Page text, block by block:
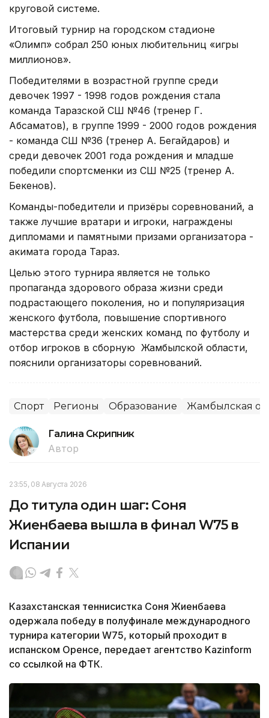
круговой системе.
Итоговый турнир на городском стадионе
«Олимп» собрал 250 юных любительниц «игры
миллионов».
Победителями в возрастной группе среди
девочек 1997 - 1998 годов рождения стала
команда Таразской СШ №46 (тренер Г.
Абсаматов), в группе 1999 - 2000 годов рождения
- команда СШ №36 (тренер А. Бегайдаров) и
среди девочек 2001 года рождения и младше
победили спортсменки из СШ №25 (тренер А.
Бекенов).
Команды-победители и призёры соревнований, а
также лучшие вратари и игроки, награждены
дипломами и памятными призами организатора -
акимата города Тараз.
Целью этого турнира является не только
пропаганда здорового образа жизни среди
подрастающего поколения, но и популяризация
женского футбола, повышение спортивного
мастерства среди женских команд по футболу и
отбор игроков в сборную Жамбылской области,
пояснили организаторы соревнований.
Спорт Регионы Образование Жамбылская
Галина Скрипник
Автор
23:55, 08 Августа 2026
До титула один шаг: Соня
Жиенбаева вышла в финал W75 в
Испании
Казахстанская теннисистка Соня Жиенбаева
одержала победу в полуфинале международного
турнира категории W75, который проходит в
испанском Оренсе, передает агентство Kazinform
со ссылкой на ФТК.